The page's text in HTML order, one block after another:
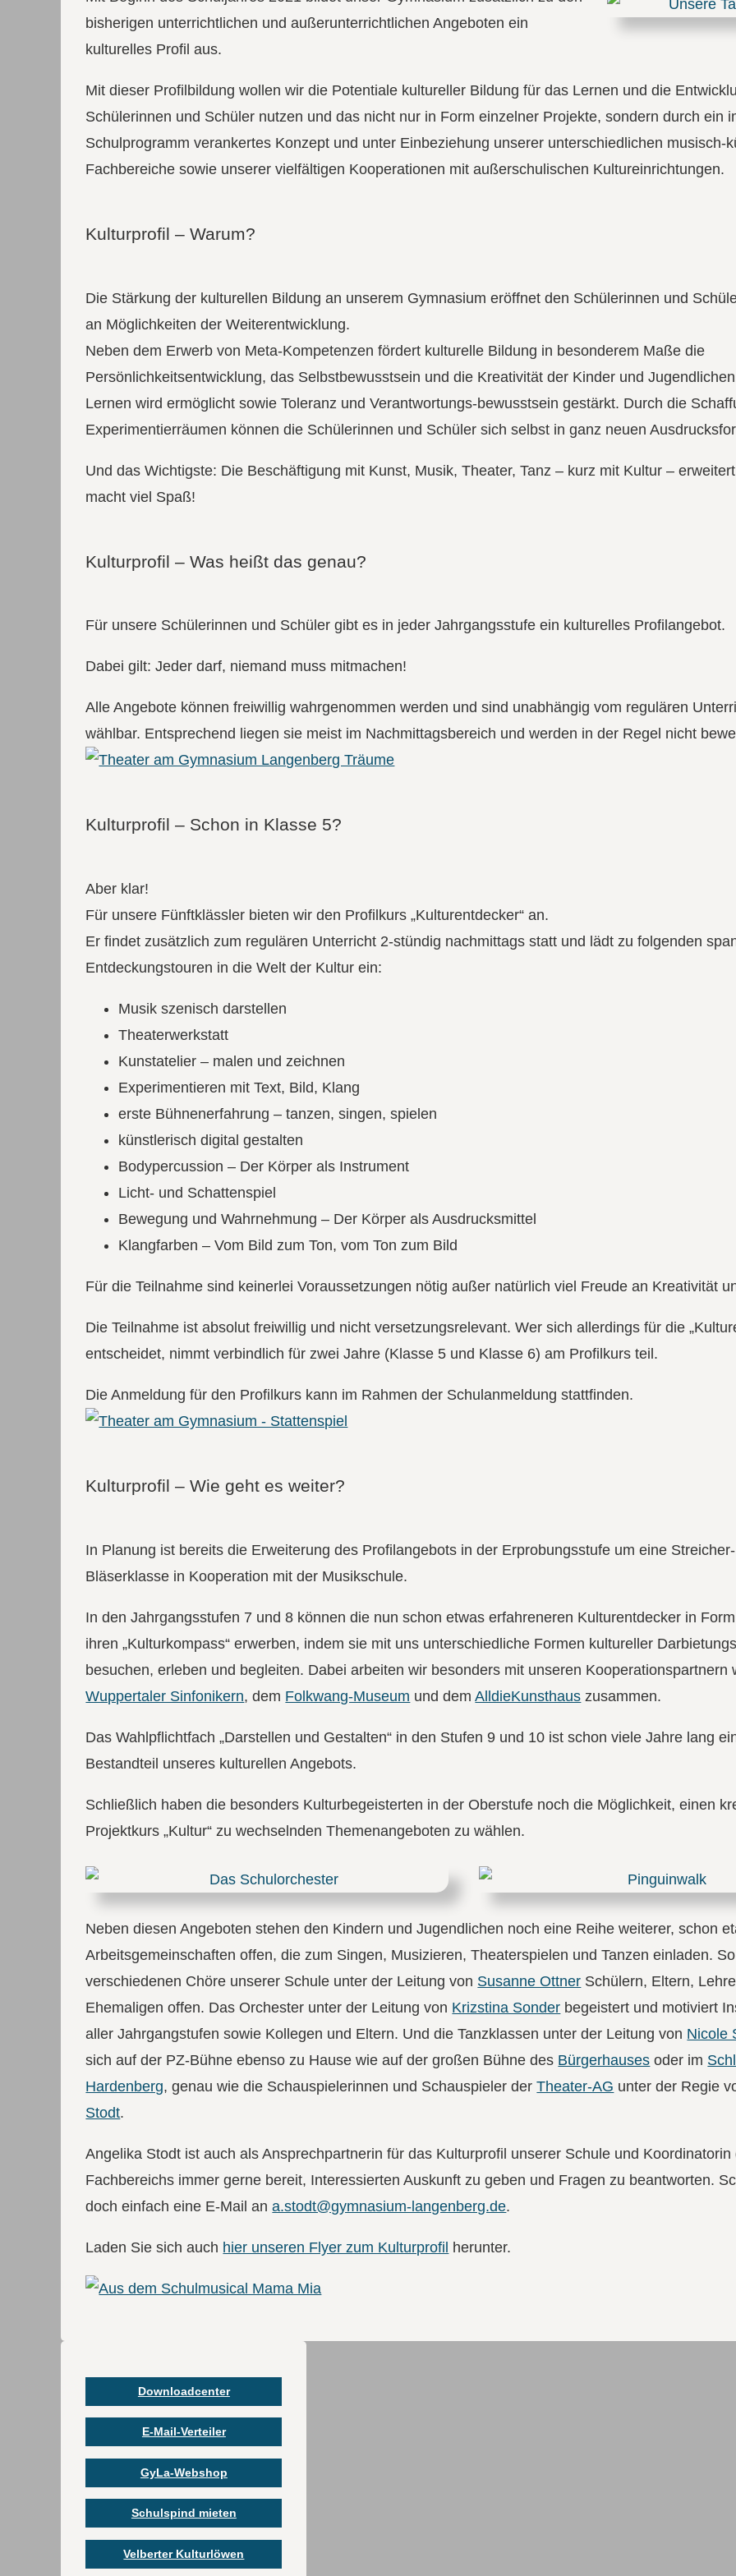
bisherigen unterrichtlichen und außerunterrichtlichen Angeboten ein
kulturelles Profil aus.
Mit dieser Profilbildung wollen wir die Potentiale kultureller Bildung für das Lernen und die
Schülerinnen und Schüler nutzen und das nicht nur in Form einzelner Projekte, sondern durch ein
Schulprogramm verankertes Konzept und unter Einbeziehung unserer unterschiedlichen musisch-
Fachbereiche sowie unserer vielfältigen Kooperationen mit außerschulischen Kultureinrichtungen.
Kulturprofil – Warum?
Die Stärkung der kulturellen Bildung an unserem Gymnasium eröffnet den Schülerinnen und
an Möglichkeiten der Weiterentwicklung.
Neben dem Erwerb von Meta-Kompetenzen fördert kulturelle Bildung in besonderem Maße die
Persönlichkeitsentwicklung, das Selbstbewusstsein und die Kreativität der Kinder und
Lernen wird ermöglicht sowie Toleranz und Verantwortungs-bewusstsein gestärkt. Durch die
Experimentierräumen können die Schülerinnen und Schüler sich selbst in ganz neuen
Und das Wichtigste: Die Beschäftigung mit Kunst, Musik, Theater, Tanz – kurz mit Kultur –
macht viel Spaß!
Kulturprofil – Was heißt das genau?
Für unsere Schülerinnen und Schüler gibt es in jeder Jahrgangsstufe ein kulturelles Profilangebot.
Dabei gilt: Jeder darf, niemand muss mitmachen!
Alle Angebote können freiwillig wahrgenommen werden und sind unabhängig vom regulären
wählbar. Entsprechend liegen sie meist im Nachmittagsbereich und werden in der Regel nicht
Kulturprofil – Schon in Klasse 5?
Aber klar!
Für unsere Fünftklässler bieten wir den Profilkurs „Kulturentdecker“ an.
Er findet zusätzlich zum regulären Unterricht 2-stündig nachmittags statt und lädt zu folgenden
Entdeckungstouren in die Welt der Kultur ein:
Musik szenisch darstellen
Theaterwerkstatt
Kunstatelier – malen und zeichnen
Experimentieren mit Text, Bild, Klang
erste Bühnenerfahrung – tanzen, singen, spielen
künstlerisch digital gestalten
Bodypercussion – Der Körper als Instrument
Licht- und Schattenspiel
Bewegung und Wahrnehmung – Der Körper als Ausdrucksmittel
Klangfarben – Vom Bild zum Ton, vom Ton zum Bild
Für die Teilnahme sind keinerlei Voraussetzungen nötig außer natürlich viel Freude an Kreativität
Die Teilnahme ist absolut freiwillig und nicht versetzungsrelevant. Wer sich allerdings für die
entscheidet, nimmt verbindlich für zwei Jahre (Klasse 5 und Klasse 6) am Profilkurs teil.
Die Anmeldung für den Profilkurs kann im Rahmen der Schulanmeldung stattfinden.
Kulturprofil – Wie geht es weiter?
In Planung ist bereits die Erweiterung des Profilangebots in der Erprobungsstufe um eine
Bläserklasse in Kooperation mit der Musikschule.
In den Jahrgangsstufen 7 und 8 können die nun schon etwas erfahreneren Kulturentdecker in
ihren „Kulturkompass“ erwerben, indem sie mit uns unterschiedliche Formen kultureller
besuchen, erleben und begleiten. Dabei arbeiten wir besonders mit unseren Kooperationspartnern
Wuppertaler Sinfonikern, dem Folkwang-Museum und demAlldieKunsthaus zusammen.
Das Wahlpflichtfach „Darstellen und Gestalten“ in den Stufen 9 und 10 ist schon viele Jahre lang
Bestandteil unseres kulturellen Angebots.
Schließlich haben die besonders Kulturbegeisterten in der Oberstufe noch die Möglichkeit, einen
Projektkurs „Kultur“ zu wechselnden Themenangeboten zu wählen.
Neben diesen Angeboten stehen den Kindern und Jugendlichen noch eine Reihe weiterer, schon
Arbeitsgemeinschaften offen, die zum Singen, Musizieren, Theaterspielen und Tanzen einladen.
verschiedenen Chöre unserer Schule unter der Leitung von Susanne Ottner Schülern, Eltern,
Ehemaligen offen. Das Orchester unter der Leitung von Krizstina Sonder begeistert und motiviert
aller Jahrgangstufen sowie Kollegen und Eltern. Und die Tanzklassen unter der Leitung von Nicole
sich auf der PZ-Bühne ebenso zu Hause wie auf der großen Bühne des Bürgerhauses oder im
Hardenberg, genau wie die Schauspielerinnen und Schauspieler derTheater-AG unter der Regie
Stodt.
Angelika Stodt ist auch als Ansprechpartnerin für das Kulturprofil unserer Schule und Koordinatorin
Fachbereichs immer gerne bereit, Interessierten Auskunft zu geben und Fragen zu beantworten.
doch einfach eine E-Mail ana.stodt@gymnasium-langenberg.de.
Laden Sie sich auch hier unseren Flyer zum Kulturprofil herunter.
Downloadcenter
E-Mail-Verteiler
GyLa-Webshop
Schulspind mieten
Velberter Kulturlöwen